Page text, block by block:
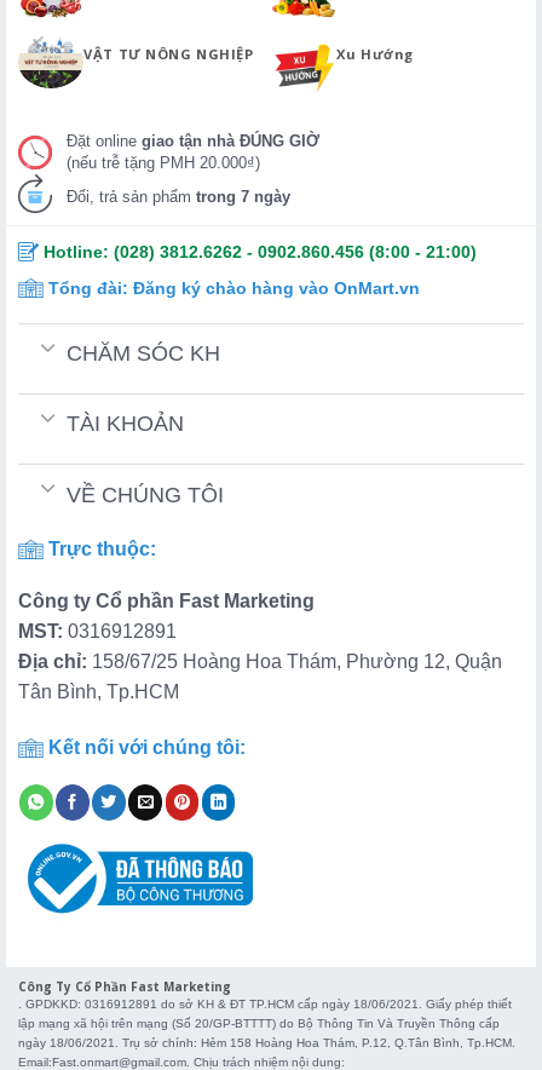
VẬT TƯ NÔNG NGHIỆP Xu Hướng
Đặt online giao tận nhà ĐÚNG GIỜ
(nếu trễ tặng PMH 20.000₫)
Đổi, trả sản phẩm trong 7 ngày
Hotline: (028) 3812.6262 - 0902.860.456 (8:00 - 21:00)
Tổng đài: Đăng ký chào hàng vào OnMart.vn
CHĂM SÓC KH
TÀI KHOẢN
VỀ CHÚNG TÔI
Trực thuộc:
Công ty Cổ phần Fast Marketing
MST: 0316912891
Địa chỉ: 158/67/25 Hoàng Hoa Thám, Phường 12, Quận
Tân Bình, Tp.HCM
Kết nối với chúng tôi:
Công Ty Cổ Phần Fast Marketing
. GPDKKD: 0316912891 do sở KH & ĐT TP.HCM cấp ngày 18/06/2021. Giấy phép thiết
lập mạng xã hội trên mạng (Số 20/GP-BTTTT) do Bộ Thông Tin Và Truyền Thông cấp
ngày 18/06/2021. Trụ sở chính: Hẻm 158 Hoàng Hoa Thám, P.12, Q.Tân Bình, Tp.HCM.
Email:Fast.onmart@gmail.com. Chịu trách nhiệm nội dung: